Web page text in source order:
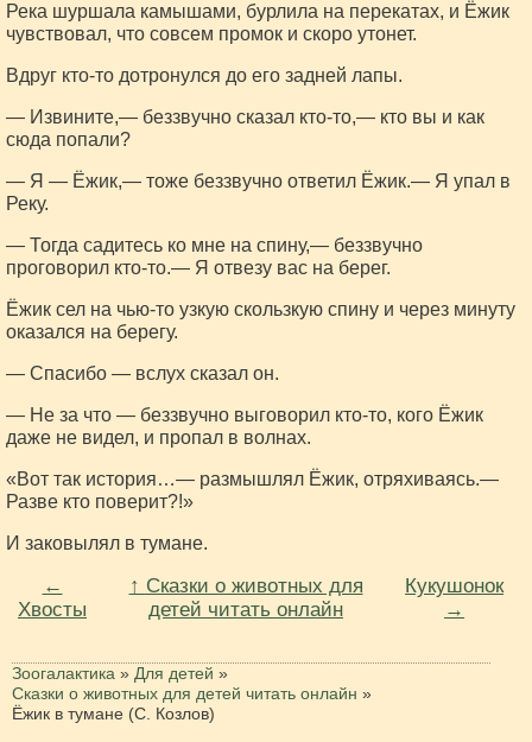
Река шуршала камышами, бурлила на перекатах, и Ёжик
чувствовал, что совсем промок и скоро утонет.
Вдруг кто-то дотронулся до его задней лапы.
— Извините,— беззвучно сказал кто-то,— кто вы и как
сюда попали?
— Я — Ёжик,— тоже беззвучно ответил Ёжик.— Я упал в
Реку.
— Тогда садитесь ко мне на спину,— беззвучно
проговорил кто-то.— Я отвезу вас на берег.
Ёжик сел на чью-то узкую скользкую спину и через минуту
оказался на берегу.
— Спасибо — вслух сказал он.
— Не за что — беззвучно выговорил кто-то, кого Ёжик
даже не видел, и пропал в волнах.
«Вот так история…— размышлял Ёжик, отряхиваясь.—
Разве кто поверит?!»
И заковылял в тумане.
←
Хвосты
↑ Сказки о животных для
детей читать онлайн
Кукушонок
→
Зоогалактика » Для детей »
Сказки о животных для детей читать онлайн »
Ёжик в тумане (С. Козлов)